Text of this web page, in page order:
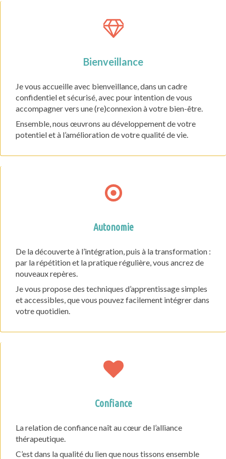
Bienveillance
Je vous accueille avec bienveillance, dans un cadre
confidentiel et sécurisé, avec pour intention de vous
accompagner vers une (re)connexion à votre bien-être.
Ensemble, nous œuvrons au développement de votre
potentiel et à l’amélioration de votre qualité de vie.
Autonomie
De la découverte à l’intégration, puis à la transformation :
par la répétition et la pratique régulière, vous ancrez de
nouveaux repères.
Je vous propose des techniques d’apprentissage simples
et accessibles, que vous pouvez facilement intégrer dans
votre quotidien.
Confiance
La relation de confiance naît au cœur de l’alliance
thérapeutique.
C’est dans la qualité du lien que nous tissons ensemble